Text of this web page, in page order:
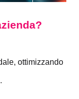
ottimizzando